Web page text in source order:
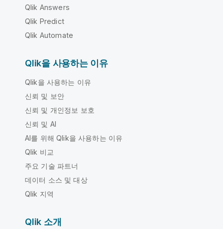
Qlik Answers
Qlik Predict
Qlik Automate
Qlik을 사용하는 이유
Qlik을 사용하는 이유
신뢰 및 보안
신뢰 및 개인정보 보호
신뢰 및 AI
AI를 위해 Qlik을 사용하는 이유
Qlik 비교
주요 기술 파트너
데이터 소스 및 대상
Qlik 지역
Qlik 소개